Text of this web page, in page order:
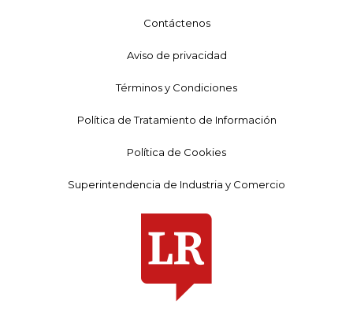
Contáctenos
Aviso de privacidad
Términos y Condiciones
Política de Tratamiento de Información
Política de Cookies
Superintendencia de Industria y Comercio